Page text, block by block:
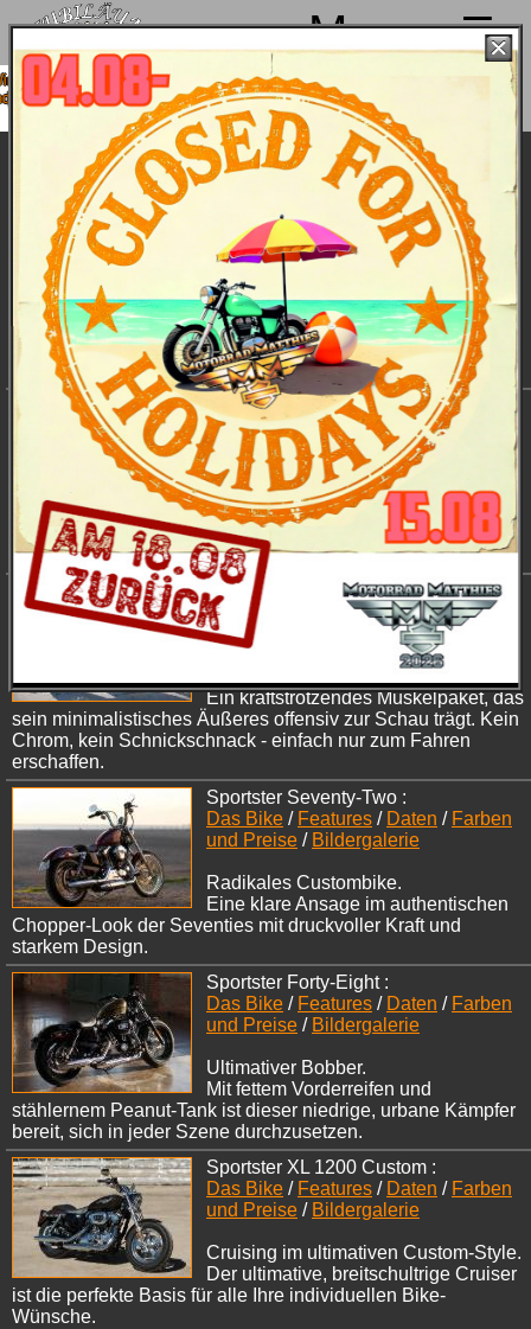
Menu
von 4. bis 15.08. Sommerpause
ab 18.08. wieder mit voller Power für
Euch da!
Harley-Davidson 2013 Sportster- die Bikes
Sportster XL 883 SuperLow :
Das Bike/Features/Daten/Farben
und Preise/Bildergalerie
Hoher Fahrwerkskomfort und
leichtfüßiges Handling.
Die kräftige SuperLow mit ihrer entspannten Sitzposition und
ihrem leichten Handling ist genau das Richtige für endlose
Apshaltbänder.
Sportster XL 883 Roadster :
Das Bike/Features/Daten/
und Preise/Bildergalerie
Eine Fahrmaschine mit
schnörkelloser Linienführung.
Puristisch und kompromisslos erweist der Roadster im Dirt
Track-Stil der Sportster-Idee seine kräftige Referenz.
Sportster XL 883 Iron :
Das Bike
Features/Daten/Farben
und Preise
Bildergalerie
Ein kraftstrotzendes Muskelpaket, das
sein minimalistisches Äußeres offensiv zur Schau trägt. Kein
Chrom, kein Schnickschnack - einfach nur zum Fahren
erschaffen.
Sportster Seventy-Two :
Das Bike / Features / Daten / Farben
und Preise / Bildergalerie
Radikales Custombike.
Eine klare Ansage im authentischen
Chopper-Look der Seventies mit druckvoller Kraft und
starkem Design.
Sportster Forty-Eight :
Das Bike / Features / Daten / Farben
und Preise / Bildergalerie
Ultimativer Bobber.
Mit fettem Vorderreifen und
stählernem Peanut-Tank ist dieser niedrige, urbane Kämpfer
bereit, sich in jeder Szene durchzusetzen.
Sportster XL 1200 Custom :
Das Bike / Features / Daten / Farben
und Preise / Bildergalerie
Cruising im ultimativen Custom-Style.
Der ultimative, breitschultrige Cruiser
ist die perfekte Basis für alle Ihre individuellen Bike-
Wünsche.